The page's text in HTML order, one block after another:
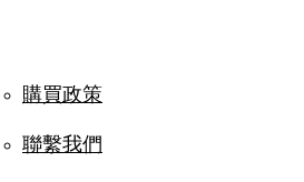
購買政策
聯繫我們